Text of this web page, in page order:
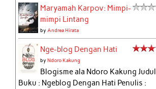
Maryamah Karpov: Mimpi-
mimpi Lintang
byAndrea Hirata
Nge-blog Dengan Hati
byNdoro Kakung
Blogisme ala Ndoro Kakung Judul
Buku : Ngeblog Dengan Hati Penulis :